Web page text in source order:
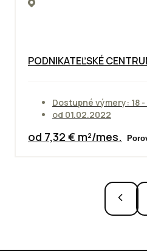
PODNIKATEĽSKÉ
Dostupné výmery: 18 -
od 01.02.2022
od 7,32 € m²/mes.